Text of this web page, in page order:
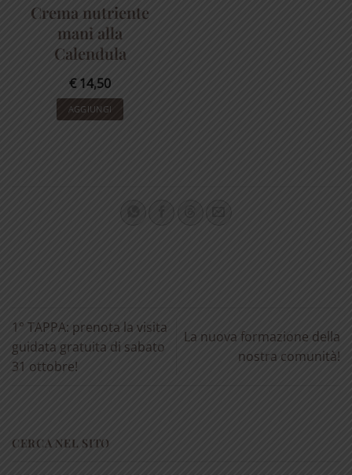
Crema nutriente
mani alla
Calendula
€14,50
AGGIUNGI
1° TAPPA: prenota la visita
guidata gratuita di sabato
31 ottobre!
La nuova formazione della
nostra comunità!
CERCA NEL SITO